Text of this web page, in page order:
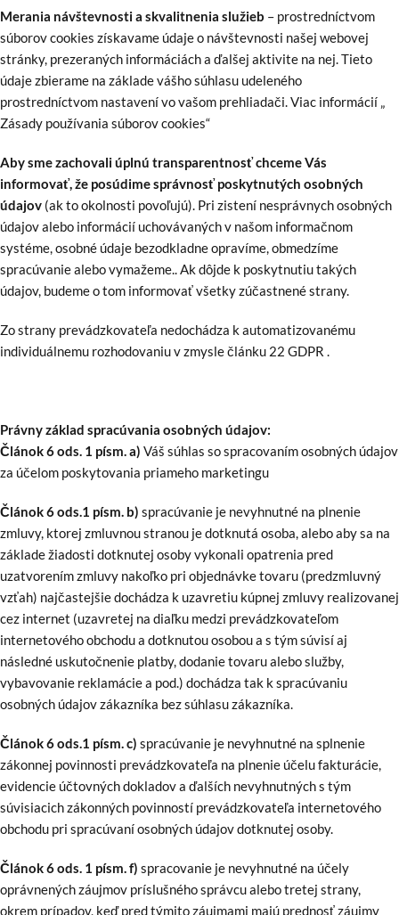
Merania návštevnosti a skvalitnenia služieb – prostredníctvom
súborov cookies získavame údaje o návštevnosti našej webovej
stránky, prezeraných informáciách a ďalšej aktivite na nej. Tieto
údaje zbierame na základe vášho súhlasu udeleného
prostredníctvom nastavení vo vašom prehliadači. Viac informácií „
Zásady používania súborov cookies“
Aby sme zachovali úplnú transparentnosť chceme Vás
informovať, že posúdime správnosť poskytnutých osobných
údajov (ak to okolnosti povoľujú). Pri zistení nesprávnych osobných
údajov alebo informácií uchovávaných v našom informačnom
systéme, osobné údaje bezodkladne opravíme, obmedzíme
spracúvanie alebo vymažeme.. Ak dôjde k poskytnutiu takých
údajov, budeme o tom informovať všetky zúčastnené strany.
Zo strany prevádzkovateľa nedochádza k automatizovanému
individuálnemu rozhodovaniu v zmysle článku 22 GDPR .
Právny základ spracúvania osobných údajov:
Článok 6 ods. 1 písm. a) Váš súhlas so spracovaním osobných údajov
za účelom poskytovania priameho marketingu
Článok 6 ods.1 písm. b) spracúvanie je nevyhnutné na plnenie
zmluvy, ktorej zmluvnou stranou je dotknutá osoba, alebo aby sa na
základe žiadosti dotknutej osoby vykonali opatrenia pred
uzatvorením zmluvy nakoľko pri objednávke tovaru (predzmluvný
vzťah) najčastejšie dochádza k uzavretiu kúpnej zmluvy realizovanej
cez internet (uzavretej na diaľku medzi prevádzkovateľom
internetového obchodu a dotknutou osobou a s tým súvisí aj
následné uskutočnenie platby, dodanie tovaru alebo služby,
vybavovanie reklamácie a pod.) dochádza tak k spracúvaniu
osobných údajov zákazníka bez súhlasu zákazníka.
Článok 6 ods.1 písm. c) spracúvanie je nevyhnutné na splnenie
zákonnej povinnosti prevádzkovateľa na plnenie účelu fakturácie,
evidencie účtovných dokladov a ďalších nevyhnutných s tým
súvisiacich zákonných povinností prevádzkovateľa internetového
obchodu pri spracúvaní osobných údajov dotknutej osoby.
Článok 6 ods. 1 písm. f) spracovanie je nevyhnutné na účely
oprávnených záujmov príslušného správcu alebo tretej strany,
okrem prípadov, keď pred týmito záujmami majú prednosť záujmy